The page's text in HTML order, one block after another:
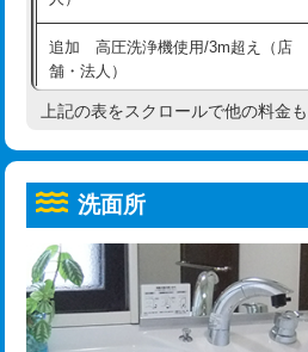
コンクリート斫り（厚さ10㎝超え）
モルタル補修（厚さ10㎝まで）
モルタル補修（厚さ10㎝超え）
洗面台設置
追加人工
廃棄・処分
※給水管工事は20mmまでの価格で
給水管工事※（ホール加工)
給水管工事※（バンド止め)
給水管工事※（支持金具設置)
給水管工事※（保温材使用（バンド
め込み）)
給水管工事※（土の掘削・埋め戻し
業)
給水管工事※（塩ビ管（VP・HI）使
用/3ｍまで)
追加 高圧洗浄機使用/3m超え（店
舗・法人）
高度高圧洗浄換
トーラー機使用/3mまで
追加トーラー機使用/3m超え
カメラ調査
上記の表をスクロールで他の料金
洗面所